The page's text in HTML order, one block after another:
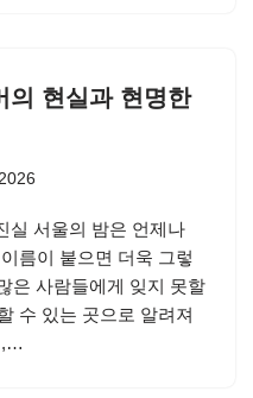
의 현실과 현명한
실 서울의 밤은 언제나
름이 붙으면 더욱 그렇
은 사람들에게 잊지 못할
수 있는 곳으로 알려져
,…